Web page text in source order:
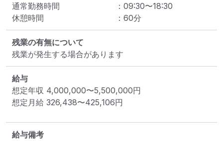
通常勤務時間
： 09:30〜18:30
休憩時間
： 60分
残業の有無について
残業が発生する場合があります
給与
想定年収 4,000,000〜5,500,000円
想定月給 326,438〜425,106円
給与備考